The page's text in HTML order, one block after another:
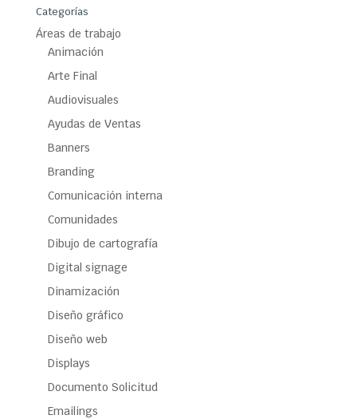
Categorías
Áreas de trabajo
Animación
Arte Final
Audiovisuales
Ayudas de Ventas
Banners
Branding
Comunicación interna
Comunidades
Dibujo de cartografía
Digital signage
Dinamización
Diseño gráfico
Diseño web
Displays
Documento Solicitud
Emailings